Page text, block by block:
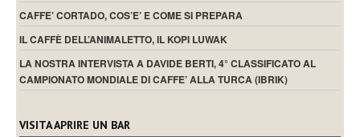
CAFFE’ CORTADO, COS’E’ E COME SI PREPARA
IL CAFFÈ DELL’ANIMALETTO, IL KOPI LUWAK
LA NOSTRA INTERVISTA A DAVIDE BERTI, 4° CLASSIFICATO AL
CAMPIONATO MONDIALE DI CAFFE’ ALLA TURCA (IBRIK)
VISITA APRIRE UN BAR